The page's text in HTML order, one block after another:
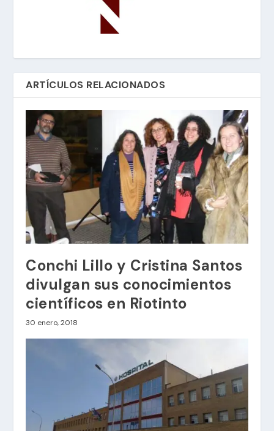
ARTÍCULOS RELACIONADOS
Conchi Lillo y Cristina Santos
divulgan sus conocimientos
científicos en Riotinto
30 enero, 2018